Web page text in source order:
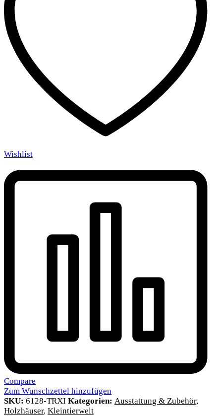
Wishlist
Compare
Zum Wunschzettel hinzufügen
SKU: 6128-TRXI Kategorien: Ausstattung & Zubehör,
Holzhäuser, Kleintierwelt